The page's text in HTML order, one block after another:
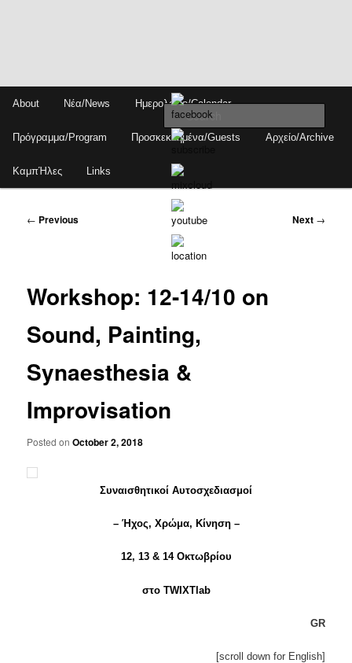
content
menu
About Νέα/News Ημερολόγιο/Calendar
Πρόγραμμα/Program Προσκεκλημένα/Guests Αρχείο/Archive
ΚαμπΉλες Links
Post
← Previous Next →
Workshop: 12-14/10 on
Sound, Painting,
Synaesthesia &
Improvisation
Posted onOctober 2, 2018
Συναισθητικοί Αυτοσχεδιασμοί
– Ήχος, Χρώμα, Κίνηση –
12, 13 & 14 Οκτωβρίου
στο TWIXTlab
GR
[scroll down for English]